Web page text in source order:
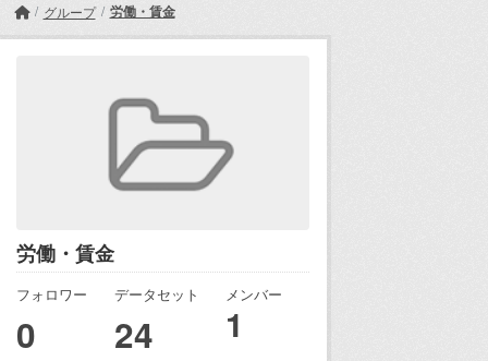
グループ 労働・賃金
労働・賃金
フォロワー
0
データセット
24
メンバー
1